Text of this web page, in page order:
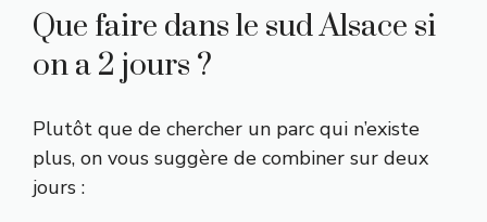
Que faire dans le sud Alsace si
on a 2 jours ?
Plutôt que de chercher un parc qui n’existe
plus, on vous suggère de combiner sur deux
jours :